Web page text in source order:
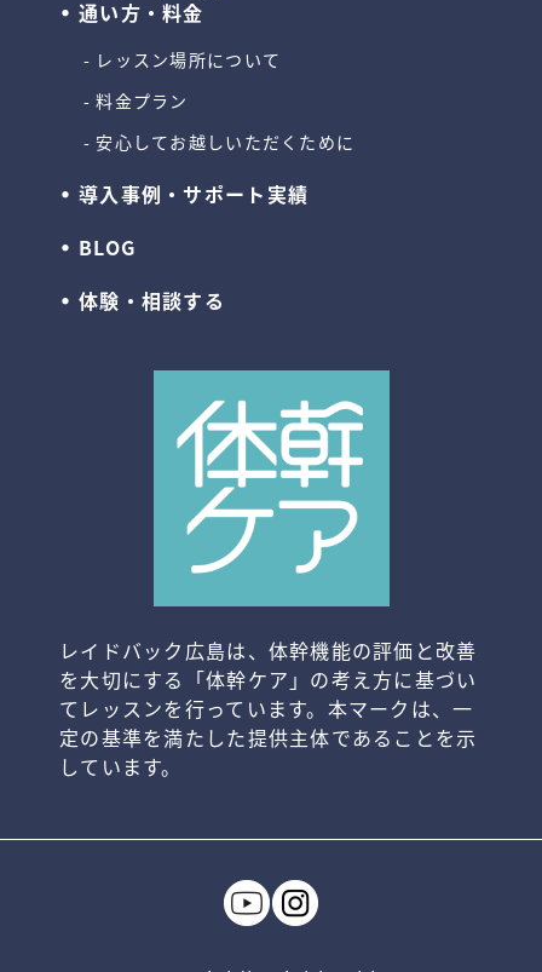
通い方・料金
レッスン場所について
料金プラン
安心してお越しいただくために
導入事例・サポート実績
BLOG
体験・相談する
レイドバック広島は、体幹機能の評価と改善
を大切にする「体幹ケア」の考え方に基づい
てレッスンを行っています。本マークは、一
定の基準を満たした提供主体であることを示
しています。